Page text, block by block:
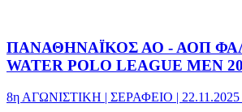
ΠΑΝΑΘΗΝΑΪΚΟΣ ΑΟ - ΑΟΠ
WATER POLO LEAGUE MEN
8η ΑΓΩΝΙΣΤΙΚΗ | ΣΕΡΑΦΕΙΟ | 22.11.2025